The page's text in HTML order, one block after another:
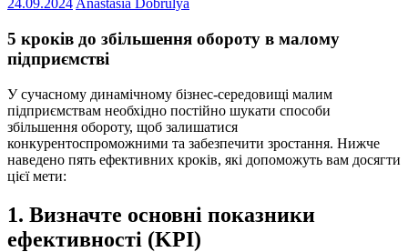
24.09.2024 Anastasia Dobrulya
5 кроків до збільшення обороту в малому
підприємстві
У сучасному динамічному бізнес-середовищі малим
підприємствам необхідно постійно шукати способи
збільшення обороту, щоб залишатися
конкурентоспроможними та забезпечити зростання. Нижче
наведено пять ефективних кроків, які допоможуть вам досягти
цієї мети:
1. Визначте основні показники
ефективності (KPI)